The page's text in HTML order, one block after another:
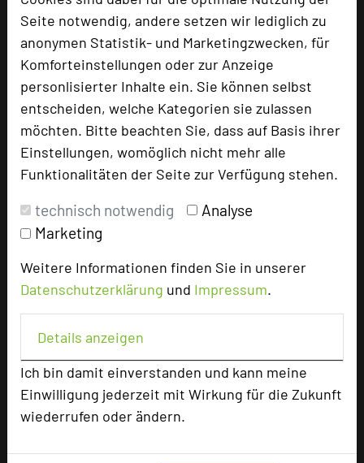
Seite notwendig, andere setzen wir lediglich zu
anonymen Statistik- und Marketingzwecken, für
Komforteinstellungen oder zur Anzeige
personlisierter Inhalte ein. Sie können selbst
entscheiden, welche Kategorien sie zulassen
möchten. Bitte beachten Sie, dass auf Basis ihrer
Einstellungen, womöglich nicht mehr alle
Funktionalitäten der Seite zur Verfügung stehen.
technisch notwendig
Analyse
Marketing
Weitere Informationen finden Sie in unserer
Datenschutzerklärung und Impressum.
Details anzeigen
Ich bin damit einverstanden und kann meine
Einwilligung jederzeit mit Wirkung für die Zukunft
wiederrufen oder ändern.
Tagungsplaner
Tagungsleiter
Tagungsteilnehmer
Hotel bewerten
Hoteldaten
Parlamentarisch
Reihenbestuhlung
120
Tagungsräume
Ausstellungsfläche 70 qm
Zimmer
78
Doppelzimmer